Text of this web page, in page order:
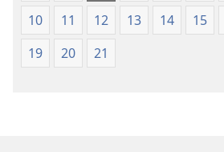
10
11 12 13 14 15
19
20 21